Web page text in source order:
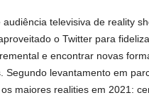
televisiva de reality
o Twitter para
e encontrar novas
levantamento em
maiores realities em 2021: